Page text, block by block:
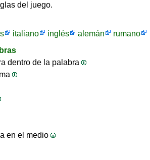
del juego.
italiano inglés alemán
rumano
dentro de la palabra
en el medio